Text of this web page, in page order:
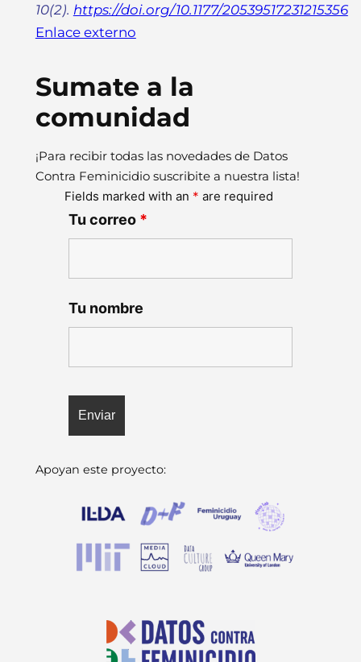
10(2). https://doi.org/10.1177/20539517231215356
Enlace externo
Sumate a la
comunidad
¡Para recibir todas las novedades de Datos
Contra Feminicidio suscribite a nuestra lista!
Fields marked with an * are required
Tu correo *
Tu nombre
Apoyan este proyecto: